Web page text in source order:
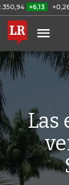
+0,26%
Las